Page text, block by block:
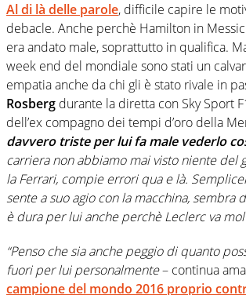
Al di là delle parole, difficile capire le
debacle. Anche perchè Hamilton in
era andato male, soprattutto in qualifica.
week end del mondiale sono stati un
empatia anche da chi gli è stato rivale in
Rosberg durante la diretta con Sky Sport
dell’ex compagno dei tempi d’oro della
davvero triste per lui fa male vederlo
carriera non abbiamo mai visto niente del
la Ferrari, compie errori qua e là.
sente a suo agio con la macchina, sembra
è dura per lui anche perchè Leclerc va
“Penso che sia anche peggio di quanto
fuori per luipersonalmente– continua
campione del mondo 2016 proprio